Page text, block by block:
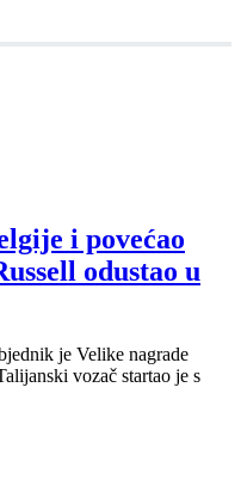
i povećao
odustao u
je Velike nagrade
vozač startao je s